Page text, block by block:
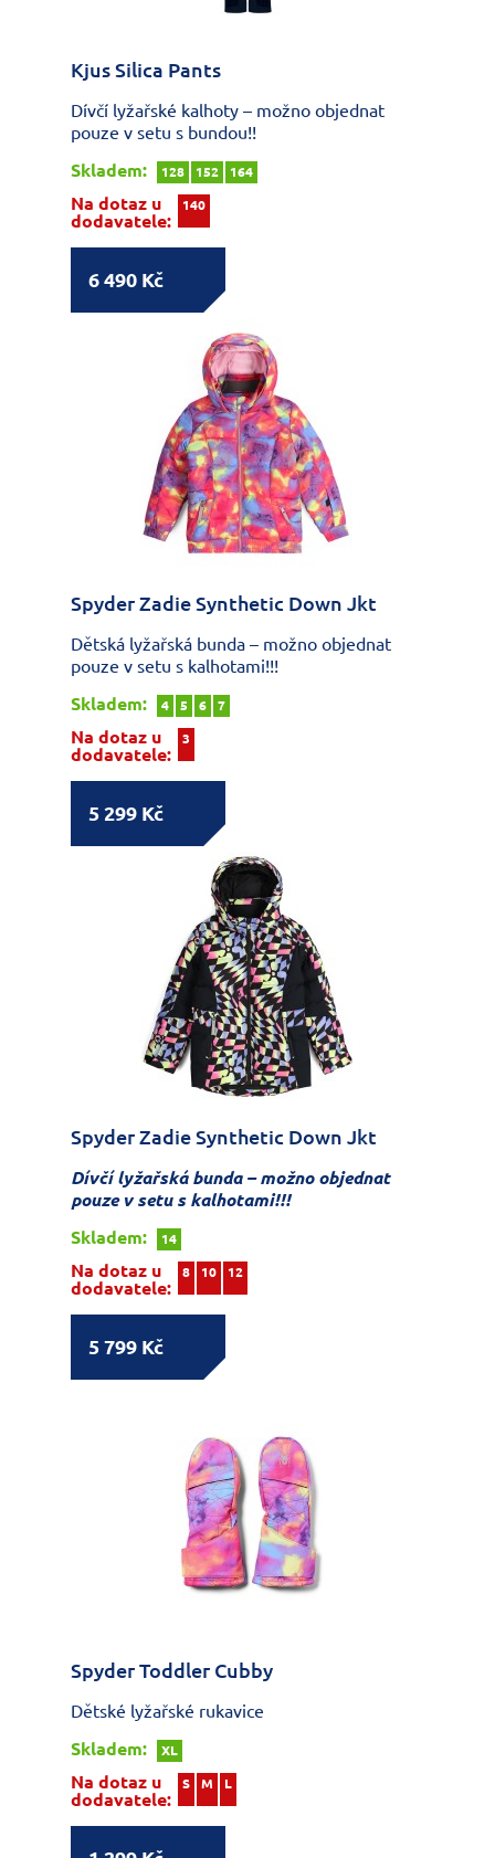
Kjus Silica Pants
Dívčí lyžařské kalhoty – možno objednat
pouze v setu s bundou!!
Skladem:
128 152 164
Na dotaz u
dodavatele:
140
6 490 Kč
Spyder Zadie Synthetic Down Jkt
Dětská lyžařská bunda – možno objednat
pouze v setu s kalhotami!!!
Skladem:
4 5 6 7
Na dotaz u
dodavatele:
3
5 299 Kč
Spyder Zadie Synthetic Down Jkt
Dívčí lyžařská bunda – možno objednat
pouze v setu s kalhotami!!!
Skladem:
14
Na dotaz u
dodavatele:
8 10 12
5 799 Kč
Spyder Toddler Cubby
Dětské lyžařské rukavice
Skladem:
XL
Na dotaz u
dodavatele:
S M L